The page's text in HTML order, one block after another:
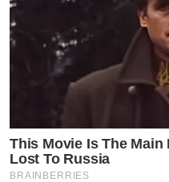
This Movie Is The
Lost To Russia
BRAINBERRIES